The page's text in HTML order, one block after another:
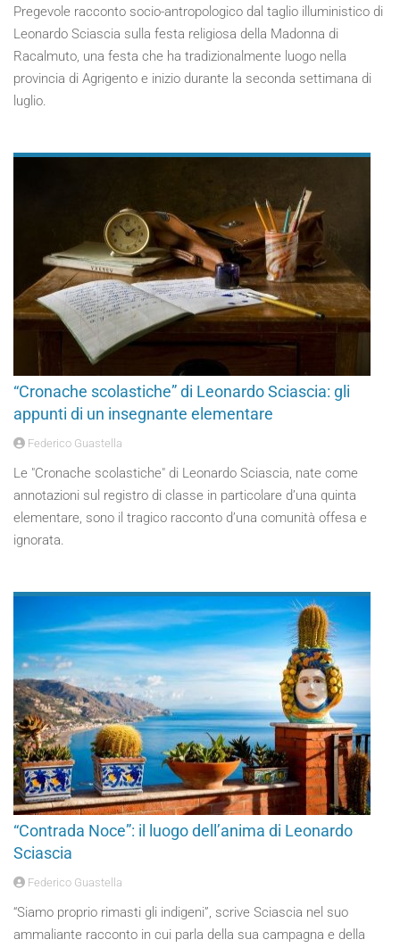
Pregevole racconto socio-antropologico dal taglio illuministico di
Leonardo Sciascia sulla festa religiosa della Madonna di
Racalmuto, una festa che ha tradizionalmente luogo nella
provincia di Agrigento e inizio durante la seconda settimana di
luglio.
“Cronache scolastiche” di Leonardo Sciascia: gli
appunti di un insegnante elementare
Federico Guastella
Le "Cronache scolastiche" di Leonardo Sciascia, nate come
annotazioni sul registro di classe in particolare d’una quinta
elementare, sono il tragico racconto d’una comunità offesa e
ignorata.
“Contrada Noce”: il luogo dell’anima di Leonardo
Sciascia
Federico Guastella
“Siamo proprio rimasti gli indigeni”, scrive Sciascia nel suo
ammaliante racconto in cui parla della sua campagna e della